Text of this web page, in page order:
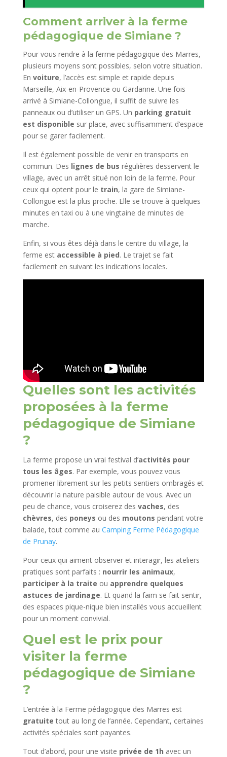
Comment arriver à la ferme
pédagogique de Simiane ?
Pour vous rendre à la ferme pédagogique des Marres,
plusieurs moyens sont possibles, selon votre situation.
En voiture, l’accès est simple et rapide depuis
Marseille, Aix-en-Provence ou Gardanne. Une fois
arrivé à Simiane-Collongue, il suffit de suivre les
panneaux ou d’utiliser un GPS. Un parking gratuit
est disponible sur place, avec suffisamment d’espace
pour se garer facilement.
Il est également possible de venir en transports en
commun. Des lignes de bus régulières desservent le
village, avec un arrêt situé non loin de la ferme. Pour
ceux qui optent pour le train, la gare de Simiane-
Collongue est la plus proche. Elle se trouve à quelques
minutes en taxi ou à une vingtaine de minutes de
marche.
Enfin, si vous êtes déjà dans le centre du village, la
ferme est accessible à pied. Le trajet se fait
facilement en suivant les indications locales.
Quelles sont les activités
proposées à la ferme
pédagogique de Simiane
?
La ferme propose un vrai festival d’activités pour
tous les âges. Par exemple, vous pouvez vous
promener librement sur les petits sentiers ombragés et
découvrir la nature paisible autour de vous. Avec un
peu de chance, vous croiserez des vaches, des
chèvres, des poneys ou des moutons pendant votre
balade, tout comme au Camping Ferme Pédagogique
de Prunay.
Pour ceux qui aiment observer et interagir, les ateliers
pratiques sont parfaits : nourrir les animaux,
participer à la traite ou apprendre quelques
astuces de jardinage. Et quand la faim se fait sentir,
des espaces pique-nique bien installés vous accueillent
pour un moment convivial.
Quel est le prix pour
visiter la ferme
pédagogique de Simiane
?
L’entrée à la Ferme pédagogique des Marres est
gratuite tout au long de l’année. Cependant, certaines
activités spéciales sont payantes.
Tout d’abord, pour une visite privée de 1h avec un